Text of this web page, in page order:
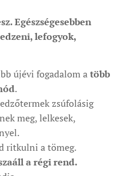
Egészségesebben
lefogyok,
újévi fogadalom atöbb
.
zsúfolásig
meg, lelkesek,
ritkulni a tömeg.
a régi rend.